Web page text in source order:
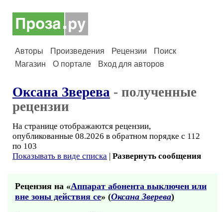
Авторы Произведения Рецензии
Поиск
Магазин
О портале Вход для авторов
Оксана Зверева - полученные
рецензии
На странице отображаются рецензии,
опубликованные 08.2026 в обратном порядке с 112
по 103
Показывать в виде списка | Развернуть сообщения
Рецензия на «Аппарат абонента выключен или
вне зоны действия се» (Оксана Зверева)